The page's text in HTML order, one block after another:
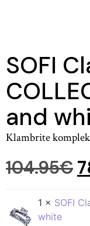
SOFI
and
Klambrite
104.95€
1 × SOFI
white